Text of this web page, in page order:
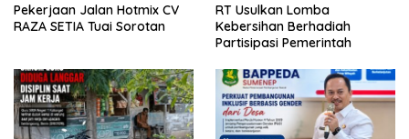
Pekerjaan Jalan Hotmix CV
RAZA SETIA Tuai Sorotan
RT Usulkan Lomba
Kebersihan Berhadiah
Partisipasi Pemerintah